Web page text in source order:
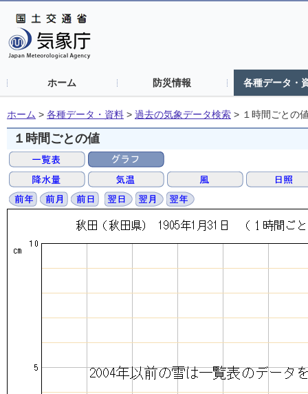
ホーム 防災情報 各種データ・
ホーム > 各種データ・資料 > 過去の気象データ検索 > １時間ごとの
１時間ごとの値